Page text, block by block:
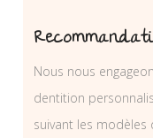
Nous nous
dentition
suivant les modèles